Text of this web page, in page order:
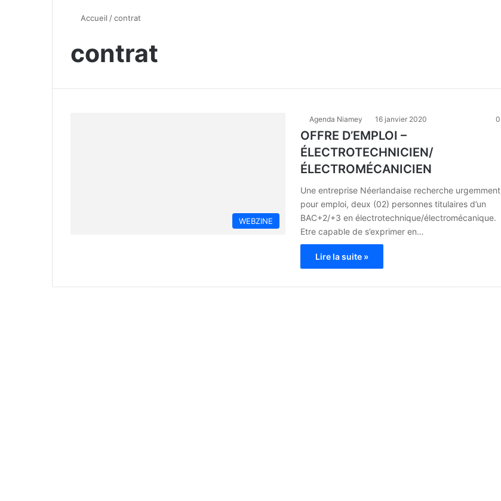
Accueil /contrat
contrat
WEBZINE
Agenda Niamey 16 janvier 2020 0
OFFRE D’EMPLOI –
ÉLECTROTECHNICIEN/
ÉLECTROMÉCANICIEN
Une entreprise Néerlandaise recherche urgemment
pour emploi, deux (02) personnes titulaires d’un
BAC+2/+3 en électrotechnique/électromécanique.
Etre capable de s’exprimer en…
Lire la suite »